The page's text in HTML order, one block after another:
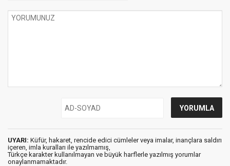
UYARI: Küfür, hakaret, rencide edici cümleler veya imalar, inançlara saldırı
içeren, imla kuralları ile yazılmamış,
Türkçe karakter kullanılmayan ve büyük harflerle yazılmış yorumlar
onaylanmamaktadır.